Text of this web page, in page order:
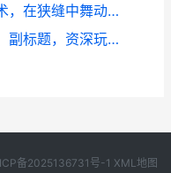
**艾尔登法环翻滚无敌帧的艺术，在狭缝中舞动的生存法则**
动物森友会存档转移方法详解，副标题，资深玩家的岛屿搬迁指南
备2025136731号-1 XML地图